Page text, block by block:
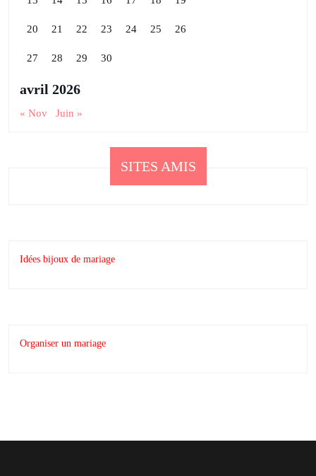
avril 2026
20 21 22 23 24 25 26
27 28 29 30
« Nov Juin »
SITES AMIS
Idées bijoux de mariage
Organiser un mariage